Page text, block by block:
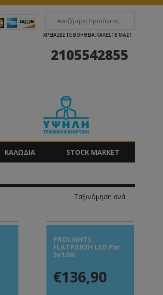
ΧΡΕΙΑΖΕΣΤΕ ΒΟΗΘΕΙΑ;ΚΑΛΕΣΤΕ ΜΑΣ!
2105542855
ΚΑΛΩΔΙΑ STOCK MARKET
Ταξινόμηση ανά
PROLIGHTS
FLATPAR3H LED Par
3x12W
€136,90